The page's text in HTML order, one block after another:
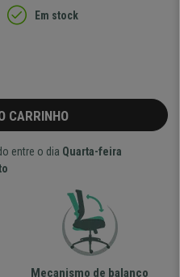
Em stock
CARRINHO
entre o dia Quarta-feira
Mecanismo de balanço